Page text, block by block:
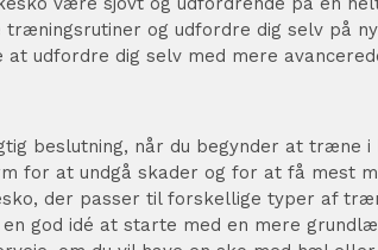
træningsrutiner og udfordre dig selv på
at udfordre dig selv med mere
beslutning, når du begynder at træne
for at undgå skader og for at få mest
der passer til forskellige typer af
god idé at starte med en mere